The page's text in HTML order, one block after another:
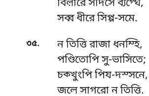
বিল়ারে সদিসে ব্যগ্ঘে,
সব্ব ধীরে সিপ্প-সমে.
৩৫.
ন তিত্তি রাজা ধনম্হি,
পণ্ডিতোপি সু-ভাসিতে;
চক্খুংপি পিয-দস্সনে,
জলে সাগরো ন তিত্তি.